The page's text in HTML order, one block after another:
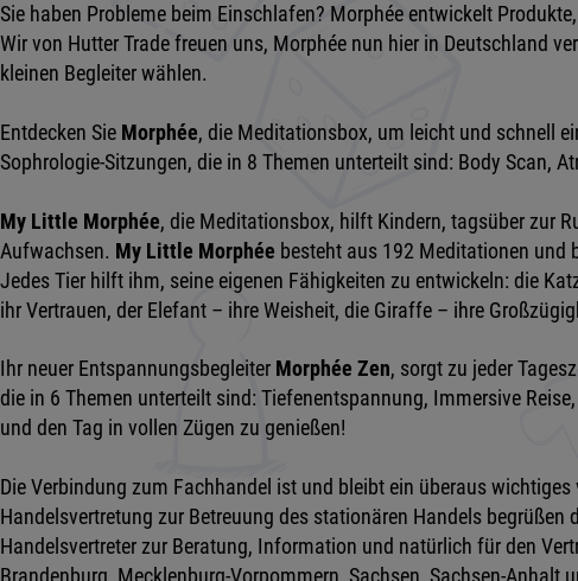
Sie haben Probleme beim Einschlafen? Morphée entwickelt
Wir von Hutter Trade freuen uns, Morphée nun hier in Deutschland
kleinen Begleiter wählen.
Entdecken Sie Morphée, die Meditationsbox, um leicht und schnell
Sophrologie-Sitzungen, die in 8 Themen unterteilt sind: Body Scan,
My Little Morphée, die Meditationsbox, hilft Kindern, tagsüber zur
Aufwachsen. My Little Morphée besteht aus 192 Meditationen und
Jedes Tier hilft ihm, seine eigenen Fähigkeiten zu entwickeln: die
ihr Vertrauen, der Elefant – ihre Weisheit, die Giraffe – ihre
Ihr neuer Entspannungsbegleiter Morphée Zen, sorgt zu jeder
die in 6 Themen unterteilt sind: Tiefenentspannung, Immersive
und den Tag in vollen Zügen zu genießen!
Die Verbindung zum Fachhandel ist und bleibt ein überaus
Handelsvertretung zur Betreuung des stationären Handels
Handelsvertreter zur Beratung, Information und natürlich für den
Brandenburg, Mecklenburg-Vorpommern, Sachsen, Sachsen-